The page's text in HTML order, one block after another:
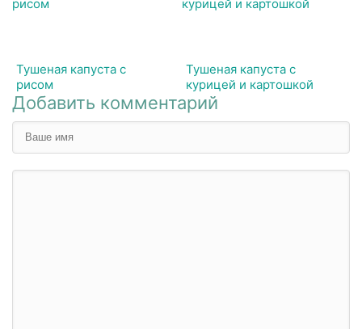
Тушеная капуста с
рисом
Тушеная капуста с
курицей и картошкой
Добавить комментарий